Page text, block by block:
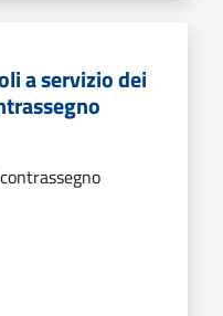
a servizio dei